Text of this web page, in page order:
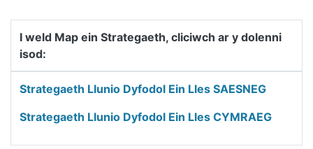
I weld Map ein Strategaeth, cliciwch ar y dolenni
isod:
Strategaeth Llunio Dyfodol Ein Lles SAESNEG
Strategaeth Llunio Dyfodol Ein Lles CYMRAEG